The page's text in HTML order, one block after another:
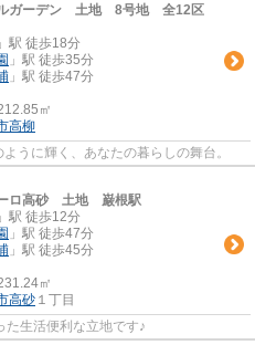
ルガーデン 土地 8号地 全12区
」駅 徒歩18分
」駅 徒歩35分
」駅 徒歩47分
㎡
高柳
うに輝く、あなたの暮らしの舞台。
ロ高砂 土地 巌根駅
」駅 徒歩12分
」駅 徒歩47分
」駅 徒歩45分
㎡
高砂 １丁目
た生活便利な立地です♪